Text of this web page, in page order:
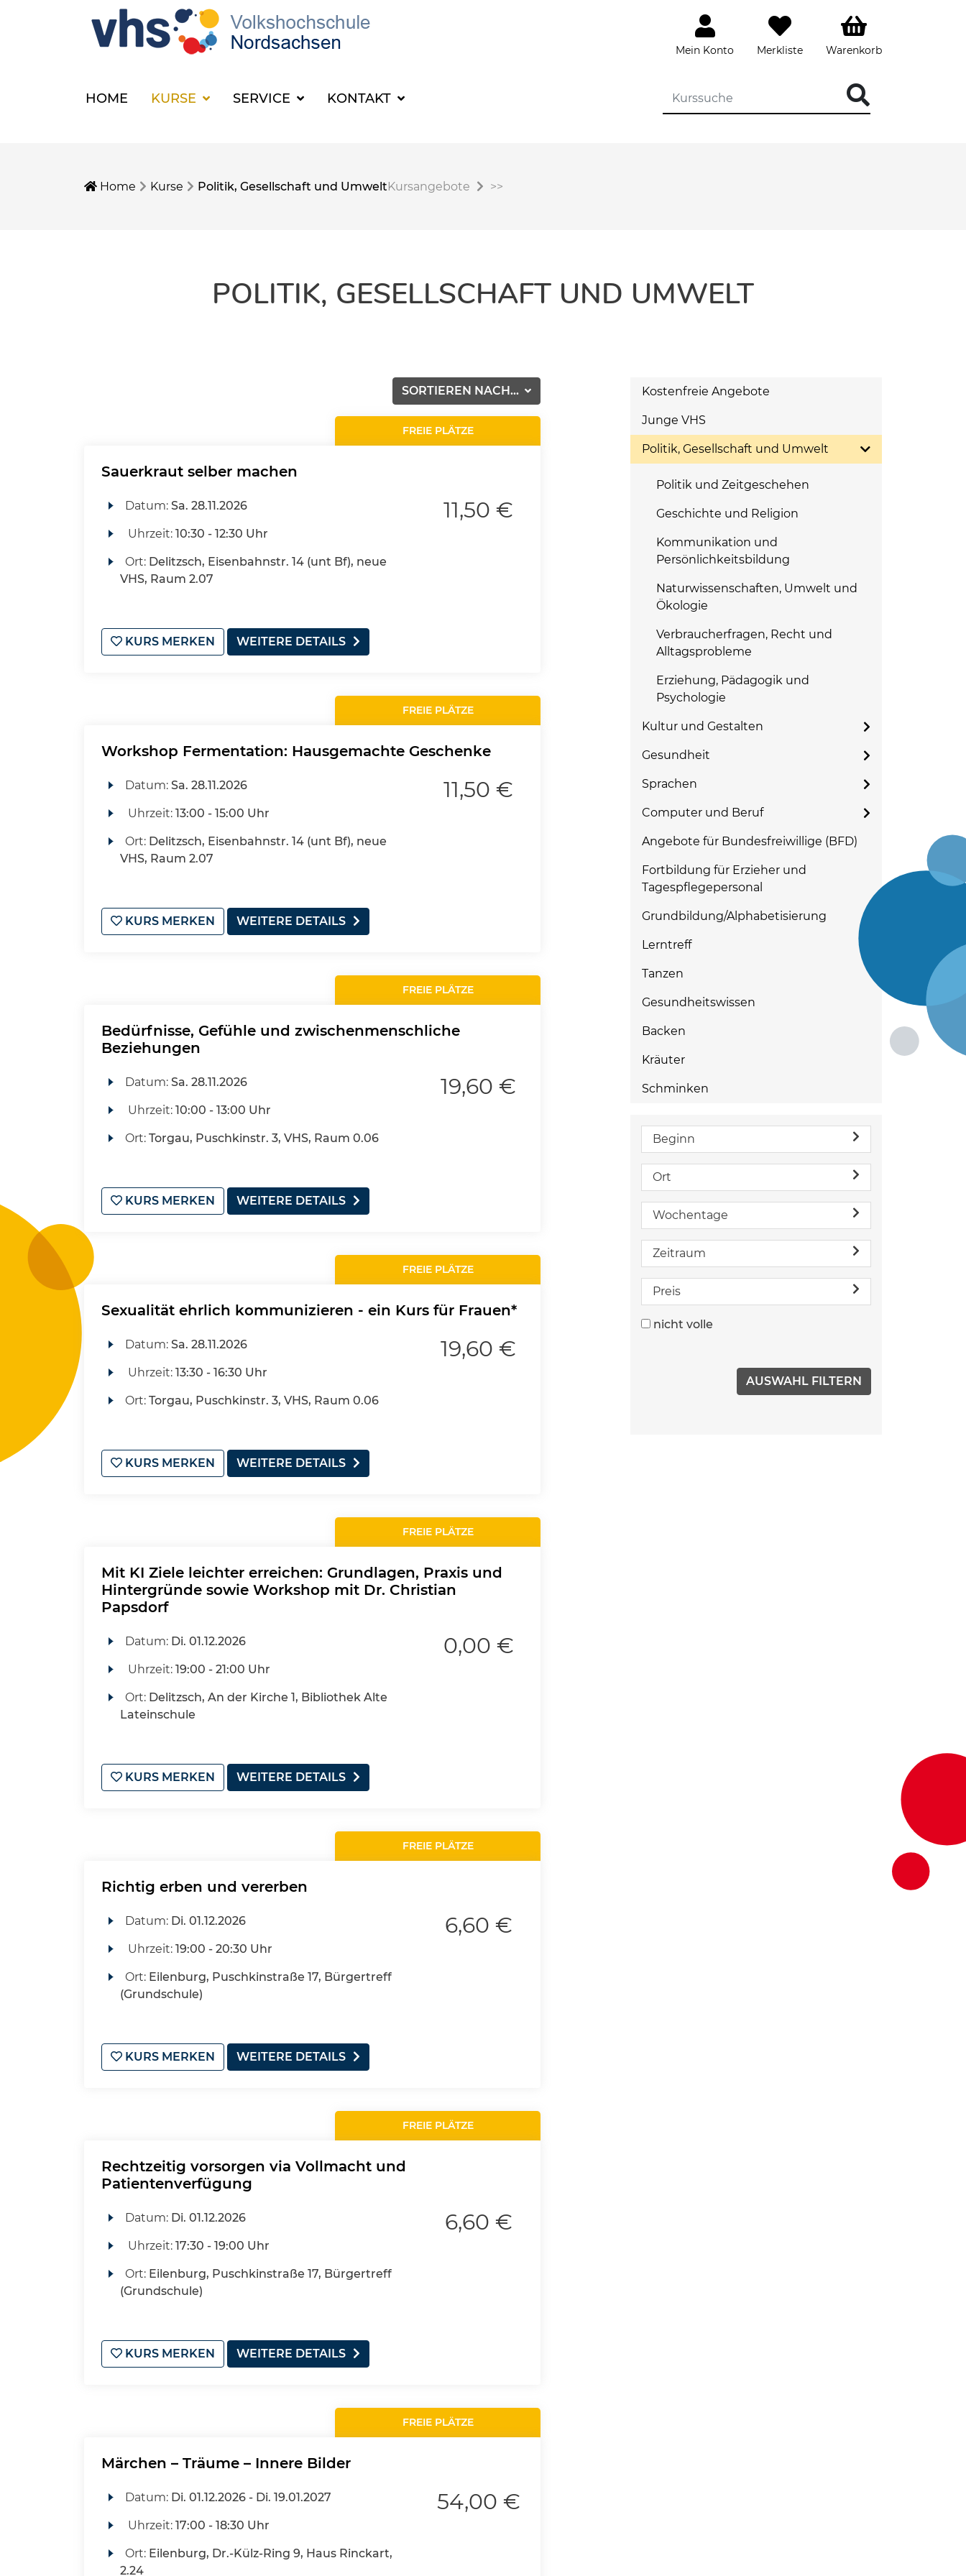
Mein Konto Merkliste Warenkorb
HOME KURSE SERVICE KONTAKT
Home Kurse Politik, Gesellschaft und UmweltKursangebote >>
POLITIK, GESELLSCHAFT UND UMWELT
SORTIEREN NACH...
FREIE PLÄTZE
Sauerkraut selber machen
Datum: Sa. 28.11.2026
Uhrzeit: 10:30 - 12:30 Uhr
Ort: Delitzsch, Eisenbahnstr. 14 (unt Bf), neue
VHS, Raum 2.07
11,50 €
KURS MERKEN WEITERE DETAILS
FREIE PLÄTZE
Workshop Fermentation: Hausgemachte Geschenke
Datum: Sa. 28.11.2026
Uhrzeit: 13:00 - 15:00 Uhr
Ort: Delitzsch, Eisenbahnstr. 14 (unt Bf), neue
VHS, Raum 2.07
11,50 €
KURS MERKEN WEITERE DETAILS
FREIE PLÄTZE
Bedürfnisse, Gefühle und zwischenmenschliche
Beziehungen
Datum: Sa. 28.11.2026
Uhrzeit: 10:00 - 13:00 Uhr
Ort: Torgau, Puschkinstr. 3, VHS, Raum 0.06
19,60 €
KURS MERKEN WEITERE DETAILS
FREIE PLÄTZE
Sexualität ehrlich kommunizieren - ein Kurs für Frauen*
Datum: Sa. 28.11.2026
Uhrzeit: 13:30 - 16:30 Uhr
Ort: Torgau, Puschkinstr. 3, VHS, Raum 0.06
19,60 €
KURS MERKEN WEITERE DETAILS
FREIE PLÄTZE
Mit KI Ziele leichter erreichen: Grundlagen, Praxis und
Hintergründe sowie Workshop mit Dr. Christian
Papsdorf
Datum: Di. 01.12.2026
Uhrzeit: 19:00 - 21:00 Uhr
Ort: Delitzsch, An der Kirche 1, Bibliothek Alte
Lateinschule
0,00 €
KURS MERKEN WEITERE DETAILS
FREIE PLÄTZE
Richtig erben und vererben
Datum: Di. 01.12.2026
Uhrzeit: 19:00 - 20:30 Uhr
Ort: Eilenburg, Puschkinstraße 17, Bürgertreff
(Grundschule)
6,60 €
KURS MERKEN WEITERE DETAILS
FREIE PLÄTZE
Rechtzeitig vorsorgen via Vollmacht und
Patientenverfügung
Datum: Di. 01.12.2026
Uhrzeit: 17:30 - 19:00 Uhr
Ort: Eilenburg, Puschkinstraße 17, Bürgertreff
(Grundschule)
6,60 €
KURS MERKEN WEITERE DETAILS
FREIE PLÄTZE
Märchen – Träume – Innere Bilder
Datum: Di. 01.12.2026 - Di. 19.01.2027
Uhrzeit: 17:00 - 18:30 Uhr
Ort: Eilenburg, Dr.-Külz-Ring 9, Haus Rinckart,
2.24
54,00 €
Kostenfreie Angebote
Junge VHS
Politik, Gesellschaft und Umwelt
Politik und Zeitgeschehen
Geschichte und Religion
Kommunikation und
Persönlichkeitsbildung
Naturwissenschaften, Umwelt und
Ökologie
Verbraucherfragen, Recht und
Alltagsprobleme
Erziehung, Pädagogik und
Psychologie
Kultur und Gestalten
Gesundheit
Sprachen
Computer und Beruf
Angebote für Bundesfreiwillige (BFD)
Fortbildung für Erzieher und
Tagespflegepersonal
Grundbildung/Alphabetisierung
Lerntreff
Tanzen
Gesundheitswissen
Backen
Kräuter
Schminken
Beginn
Ort
Wochentage
Zeitraum
Preis
nicht volle